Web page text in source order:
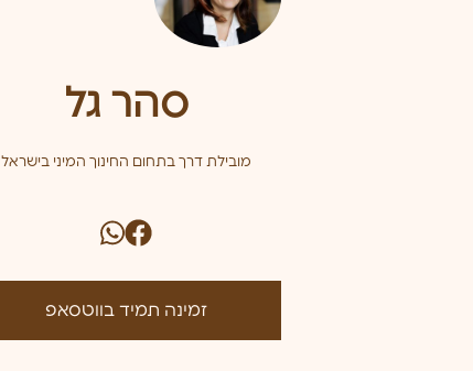
סהר גל
מובילת דרך בתחום החינוך המיני בישראל
זמינה תמיד בווטסאפ